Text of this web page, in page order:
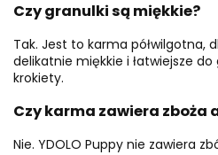
Czy granulki są miękkie?
Tak. Jest to karma półwilgotna,
delikatnie miękkie i łatwiejsze
krokiety.
Czy karma zawiera zboża
Nie. YDOLO Puppy nie zawiera